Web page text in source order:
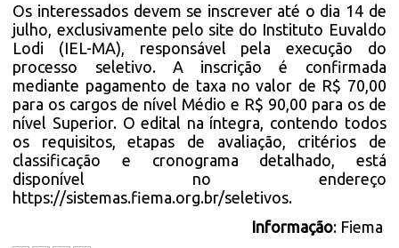
Os interessados devem se inscrever até o dia 14 de
julho, exclusivamente pelo site do Instituto Euvaldo
Lodi (IEL-MA),
responsável pela execução do
processo seletivo. A inscrição é confirmada
mediante pagamento de taxa no valor de R$ 70,00
para os cargos de nível Médio e R$ 90,00 para os de
nível Superior. O edital na íntegra, contendo todos
os requisitos, etapas de avaliação, critérios de
classificação e cronograma detalhado, está
disponível no endereço
https://sistemas.fiema.org.br/seletivos.
Informação: Fiema